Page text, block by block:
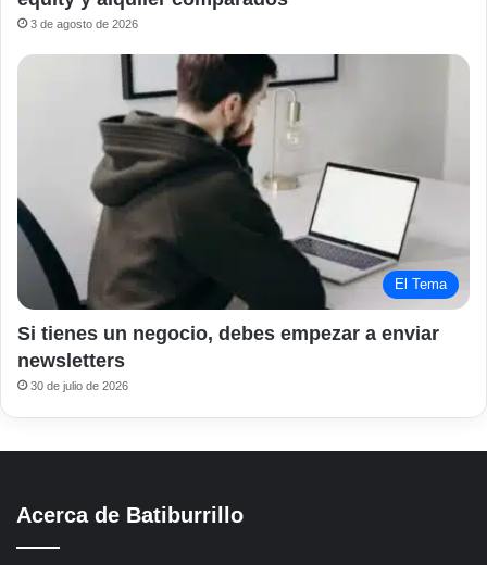
3 de agosto de 2026
El Tema
Si tienes un negocio, debes empezar a enviar
newsletters
30 de julio de 2026
Acerca de Batiburrillo